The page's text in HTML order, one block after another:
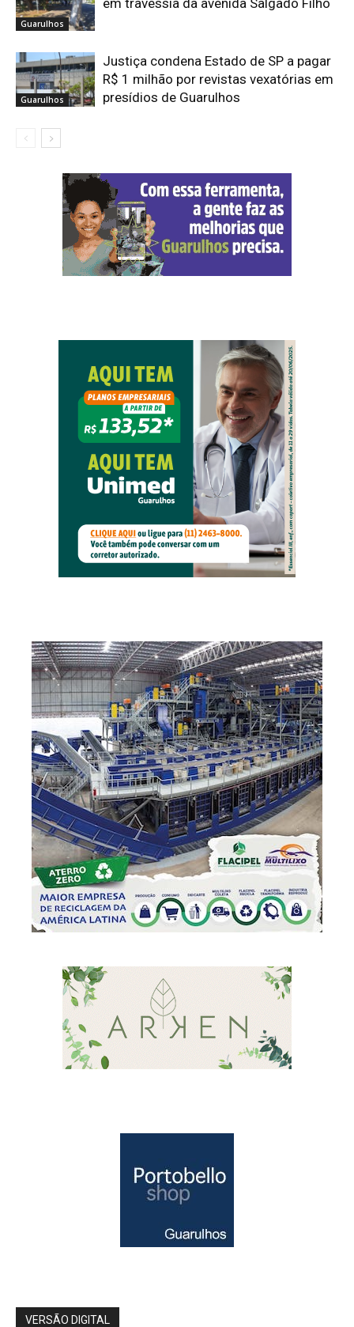
Guarulhos
Guarulhos
Justiça condena Estado de SP a pagar
R$ 1 milhão por revistas vexatórias em
presídios de Guarulhos
VERSÃO DIGITAL